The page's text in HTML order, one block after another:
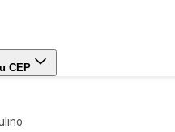
CEP